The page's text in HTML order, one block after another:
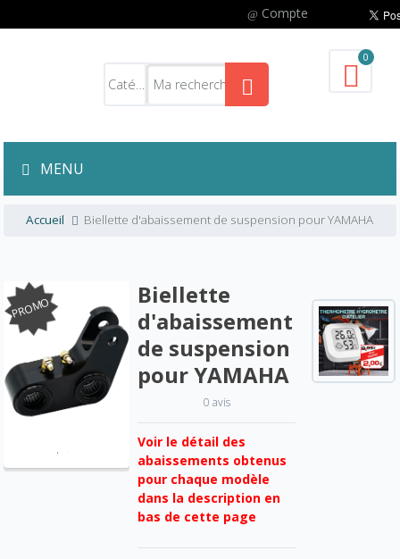
Compte
0
MENU
Accueil Biellette d'abaissement de suspension pour YAMAHA
PROMO
Biellette
d'abaissement
de suspension
pour YAMAHA
0 avis
Voir le détail des
abaissements obtenus
pour chaque modèle
dans la description en
bas de cette page